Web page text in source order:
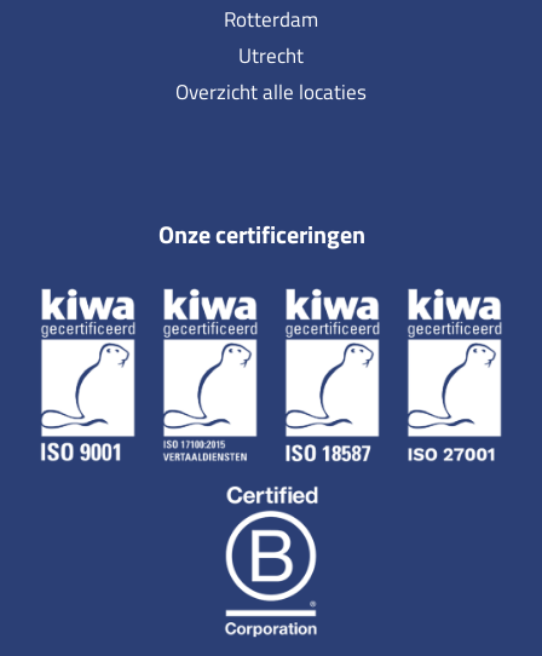
Rotterdam
Utrecht
Overzicht alle locaties
Onze certificeringen